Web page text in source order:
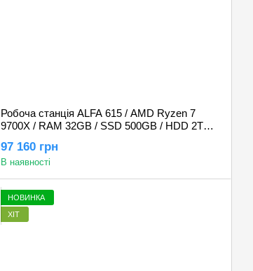
Робоча станція ALFA 615 / AMD Ryzen 7
9700X / RAM 32GB / SSD 500GB / HDD 2TB /
97 160 грн
В наявності
НОВИНКА
ХІТ